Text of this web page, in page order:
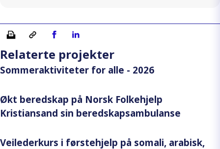
Skriv ut Kopiera länkDel på Facebook
Del på Linkedin
Relaterte projekter
Sommeraktiviteter for alle - 2026
Økt beredskap på Norsk Folkehjelp
Kristiansand sin beredskapsambulanse
Veilederkurs i førstehjelp på somali, arabisk,